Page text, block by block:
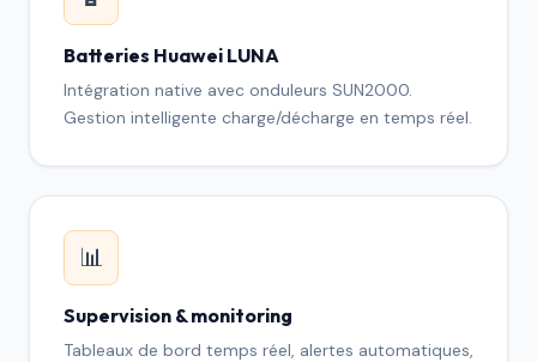
Batteries Huawei LUNA
Intégration native avec onduleurs SUN2000.
Gestion intelligente charge/décharge en temps réel.
📊
Supervision & monitoring
Tableaux de bord temps réel, alertes automatiques,